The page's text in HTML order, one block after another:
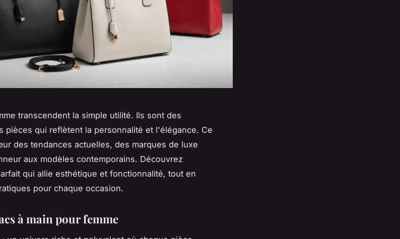
transcendent la simple utilité. Ils sont des
pièces qui reflètent la personnalité et l'élégance. Ce
des tendances actuelles, des marques de luxe
aux modèles contemporains. Découvrez
qui allie esthétique et fonctionnalité, tout en
pour chaque occasion.
à main pour femme